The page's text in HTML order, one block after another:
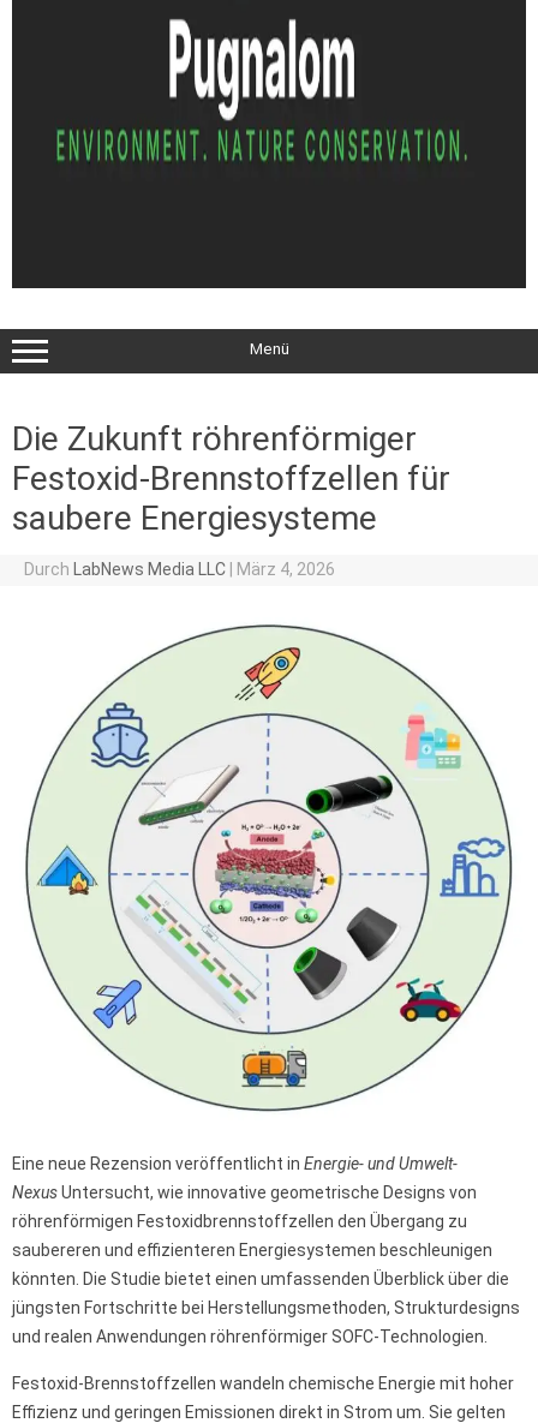
Menü
Die Zukunft röhrenförmiger
Festoxid-Brennstoffzellen für
saubere Energiesysteme
Durch LabNews Media LLC März 4, 2026
Eine neue Rezension veröffentlicht in Energie- und Umwelt-
NexusUntersucht, wie innovative geometrische Designs von
röhrenförmigen Festoxidbrennstoffzellen den Übergang zu
saubereren und effizienteren Energiesystemen beschleunigen
könnten. Die Studie bietet einen umfassenden Überblick über die
jüngsten Fortschritte bei Herstellungsmethoden, Strukturdesigns
und realen Anwendungen röhrenförmiger SOFC-Technologien.
Festoxid-Brennstoffzellen wandeln chemische Energie mit hoher
Effizienz und geringen Emissionen direkt in Strom um. Sie gelten